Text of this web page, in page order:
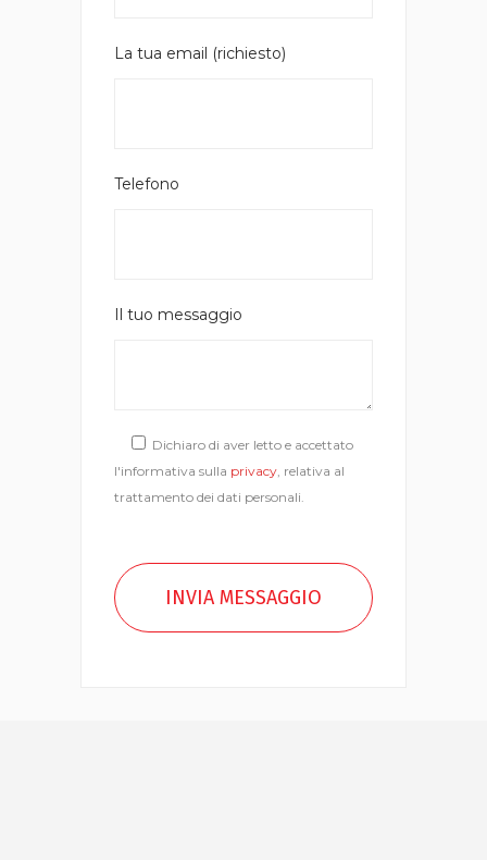
La tua email (richiesto)
Telefono
Il tuo messaggio
Dichiaro di aver letto e accettato
l'informativa sulla privacy, relativa al
trattamento dei dati personali.